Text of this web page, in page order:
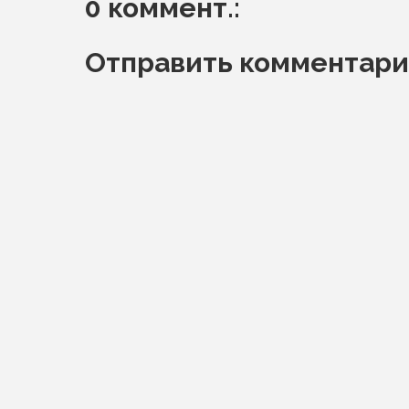
0 коммент.:
Отправить